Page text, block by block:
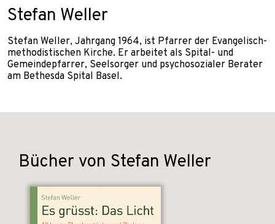
Stefan Weller
Stefan Weller, Jahrgang 1964, ist Pfarrer der Evangelisch-
methodistischen Kirche. Er arbeitet als Spital- und
Gemeindepfarrer, Seelsorger und psychosozialer Berater
am Bethesda Spital Basel.
Bücher von Stefan Weller